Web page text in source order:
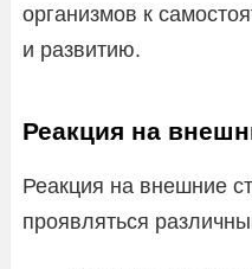
организмов к
и развитию.
Реакция на
Реакция на внешние
проявляться